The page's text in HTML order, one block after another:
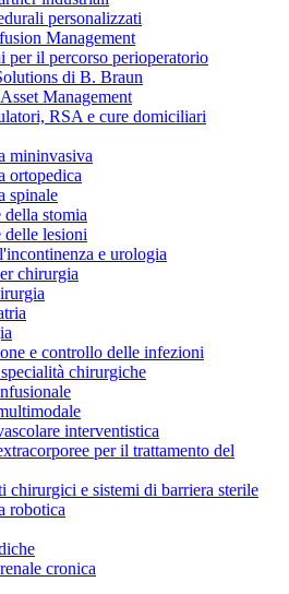
cercando. Visita il catalogo B.
completo.
Scrivici per entrare subito in
referente.
personalizzati
Management
per il percorso perioperatorio
di B. Braun
Management
RSA e cure domiciliari
mininvasiva
ortopedica
spinale
della stomia
delle lesioni
e urologia
chirurgia
e controllo delle infezioni
chirurgiche
interventistica
per il trattamento del
chirurgici e sistemi di barriera sterile
robotica
cronica